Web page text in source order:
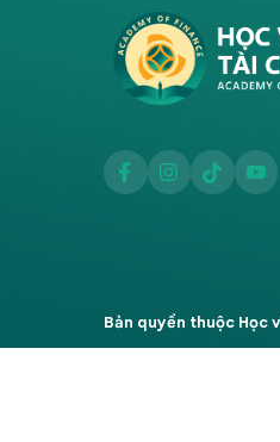
Bản quyền thuộc Học